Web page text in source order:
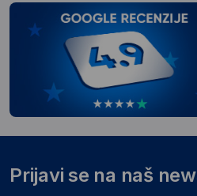
Prijavi se na naš